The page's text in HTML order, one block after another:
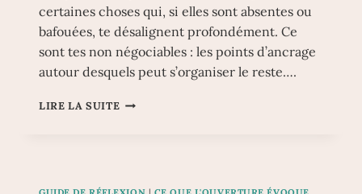
certaines choses qui, si elles sont absentes ou
bafouées, te désalignent profondément. Ce
sont tes non négociables : les points d’ancrage
autour desquels peut s’organiser le reste….
LIRE LA SUITE OUTIL